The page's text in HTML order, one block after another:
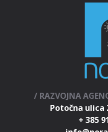
/ RAZVOJNA
Potočna ulica
+ 385